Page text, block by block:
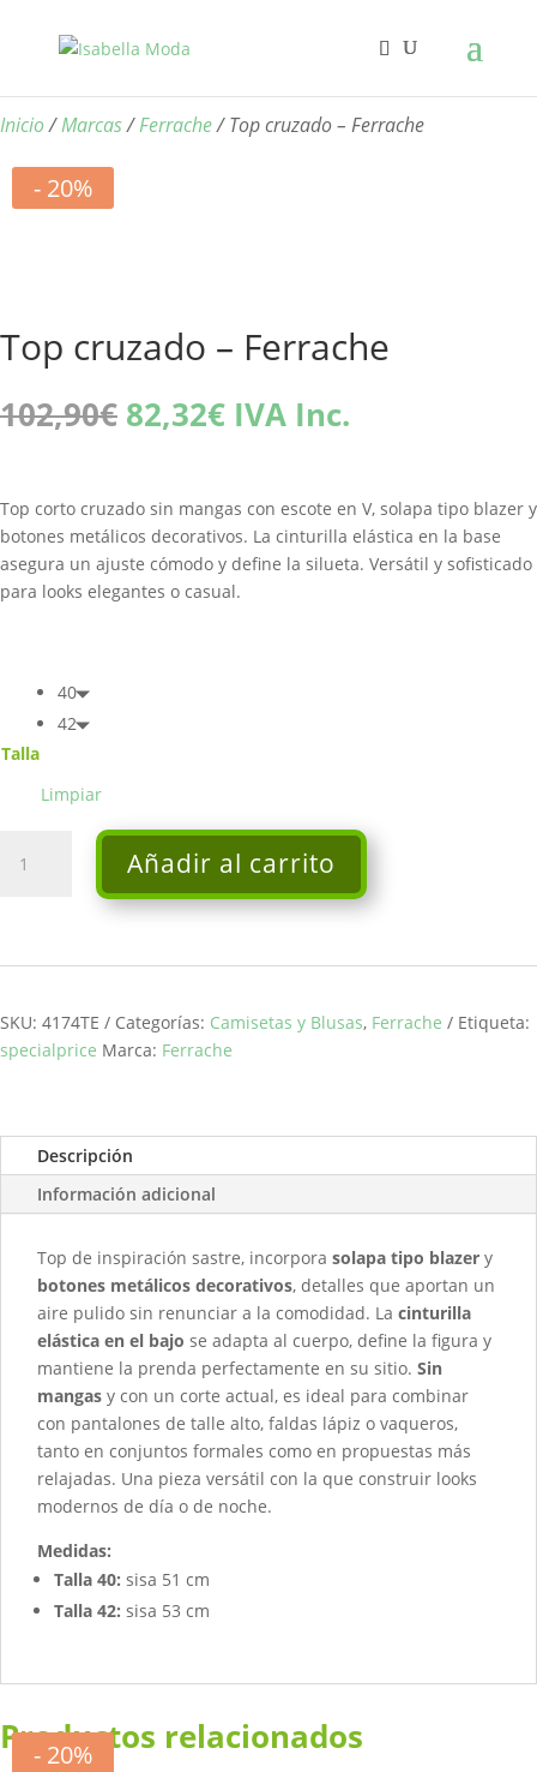
Inicio/Marcas/Ferrache/ Top cruzado – Ferrache
- 20%
Top cruzado – Ferrache
102,90€ El
precio
era:
102,90€.
82,32€El
precio
es:
82,32€.
IVA Inc.
Top corto cruzado sin mangas con escote en V, solapa tipo blazer y
botones metálicos decorativos. La cinturilla elástica en la base
asegura un ajuste cómodo y define la silueta. Versátil y sofisticado
para looks elegantes o casual.
Talla
40
42
Limpiar
cruzado
Añadir al carrito
SKU: 4174TE Categorías: Camisetas y Blusas, Ferrache
Etiqueta:
specialprice Marca: Ferrache
Descripción
Información adicional
Top de inspiración sastre, incorpora solapa tipo blazer y
botones metálicos decorativos, detalles que aportan un
aire pulido sin renunciar a la comodidad. La cinturilla
elástica en el bajo se adapta al cuerpo, define la figura y
mantiene la prenda perfectamente en su sitio. Sin
mangas y con un corte actual, es ideal para combinar
con pantalones de talle alto, faldas lápiz o vaqueros,
tanto en conjuntos formales como en propuestas más
relajadas. Una pieza versátil con la que construir looks
modernos de día o de noche.
Medidas:
Talla 40: sisa 51 cm
Talla 42: sisa 53 cm
Productos relacionados
- 20%
- 50%
- 50%
- 20%